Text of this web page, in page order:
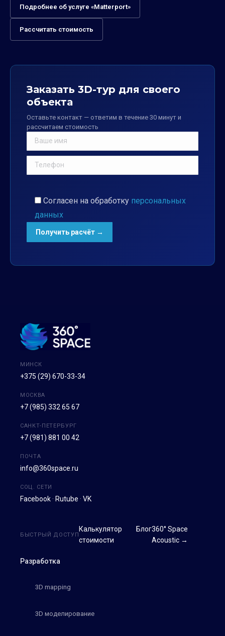
Подробнее об услуге «Matterport»
Рассчитать стоимость
Заказать 3D-тур для своего
объекта
Оставьте контакт — ответим в течение 30 минут и
рассчитаем стоимость
Согласен на обработку персональных
данных
МИНСК
+375 (29) 670-33-34
МОСКВА
+7 (985) 332 65 67
САНКТ-ПЕТЕРБУРГ
+7 (981) 881 00 42
ПОЧТА
info@360space.ru
СОЦ. СЕТИ
Facebook · Rutube · VK
Разработка
3D mapping
3D моделирование
БЫСТРЫЙ ДОСТУП
Калькулятор
стоимости
Блог360° Space
Acoustic →